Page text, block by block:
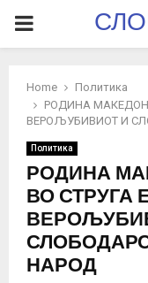
PRIMARY
Home
Политика
РОДИНА
ВЕРОЉУБИВИОТ И
Политика
РОДИНА
ВО СТРУГА
НАРОД